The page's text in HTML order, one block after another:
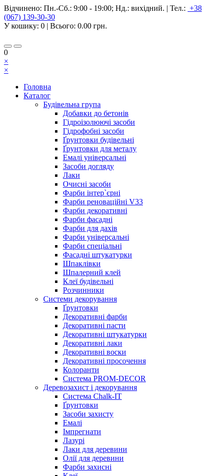
Відчинено: Пн.-Сб.: 9:00 - 19:00; Нд.: вихідний. | Тел.: +38
(067) 139-30-30
У кошику: 0 | Всього: 0.00 грн.
0
×
×
Головна
Каталог
Будівельна група
Добавки до бетонів
Гідроізолюючі засоби
Гідрофобні засоби
Ґрунтовки будівельні
Ґрунтовки для металу
Емалі універсальні
Засоби догляду
Лаки
Очисні засоби
Фарби інтер`єрні
Фарби реноваційні V33
Фарби декоративні
Фарби фасадні
Фарби для дахів
Фарби універсальні
Фарби спеціальні
Фасадні штукатурки
Шпаклівки
Шпалерний клей
Клеї будівельні
Розчинники
Системи декорування
Ґрунтовки
Декоративні фарби
Декоративні пасти
Декоративні штукатурки
Декоративні лаки
Декоративні воски
Декоративні просочення
Колоранти
Система PROM-DECOR
Деревозахист і декорування
Система Chalk-IT
Ґрунтовки
Засоби захисту
Емалі
Імпрегнати
Лазурі
Лаки для деревини
Олії для деревини
Фарби захисні